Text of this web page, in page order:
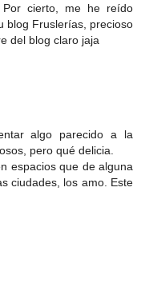
cierto, me he reído
blog Fruslerías, precioso
del blog claro jaja
algo parecido a la
pero qué delicia.
espacios que de alguna
ciudades, los amo. Este